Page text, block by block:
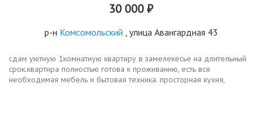
30 000 ₽
р-н Комсомольский , улица Авангардная 43
сдам уютную 1комнатную квартиру в замелекесье на длительный
срок.квартира полностью готова к проживанию, есть вся
необходимая мебель и бытовая техника. просторная кухня,